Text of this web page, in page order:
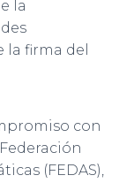
la
firma del
con
(FEDAS),